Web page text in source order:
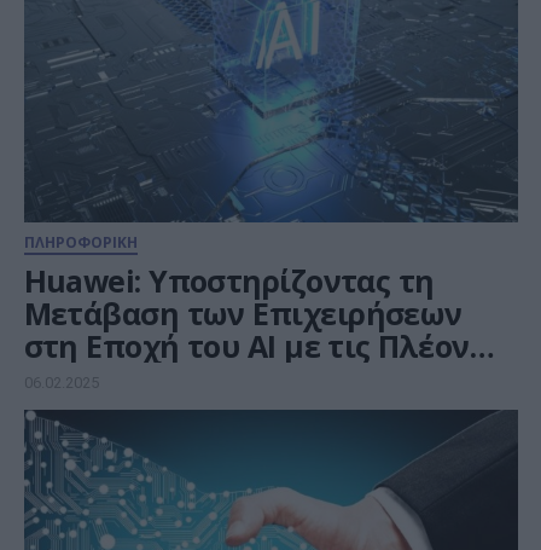
ΠΛΗΡΟΦΟΡΙΚΗ
Huawei: Υποστηρίζοντας τη
Μετάβαση των Επιχειρήσεων
στη Εποχή του ΑΙ με τις Πλέον
Σύγχρονες Λύσεις Αποθήκευσης
Δεδομένων
06.02.2025